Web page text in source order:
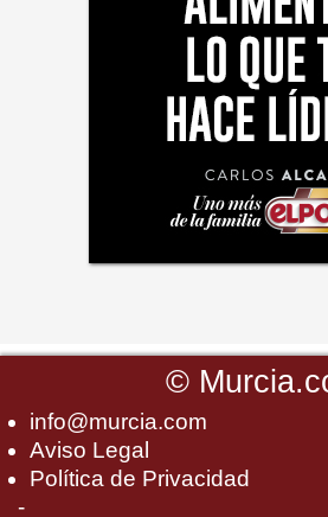
©
info@murcia.com
Aviso Legal
Política de Privacidad
-